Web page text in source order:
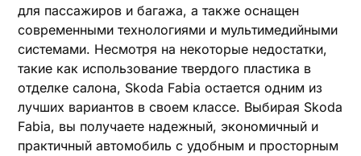
для пассажиров и багажа, а также оснащен
современными технологиями и мультимедийными
системами. Несмотря на некоторые недостатки,
такие как использование твердого пластика в
отделке салона, Skoda Fabia остается одним из
лучших вариантов в своем классе. Выбирая Skoda
Fabia, вы получаете надежный, экономичный и
практичный автомобиль с удобным и просторным